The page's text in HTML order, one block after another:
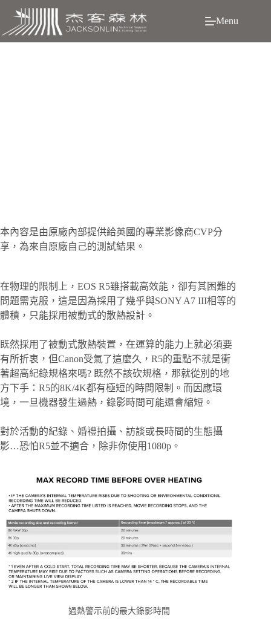
主
Menu
本內容是由原廠內部提供給英國的專業影像商CVP分
享，為來自原廠自己的測試結果。
在物理的限制上，EOS R5雖搭載高效能，卻有其困難的
問題需克服，這是因為採用了幾乎與SONY A7 III相等的
體積，只能採用被動式的散熱設計。
既然採用了被動式散熱裝置，在運算的能力上就必須要
有所折衷，但Canon受氣了這麼久，R5的重點不就是衝
著超高紀錄規格來嗎? 既然不該砍規格，那就從別的地
方下手：R5的8K/4K都有極短的時間限制。而因應環
境，一旦機器發生過熱，錄影時間可能還會縮短。
對於活動的紀錄、婚禮拍攝、訪談或長時間的生態攝
影…恐怕R5並不適合，除非你使用1080p。
過熱警示前的最大錄影時間